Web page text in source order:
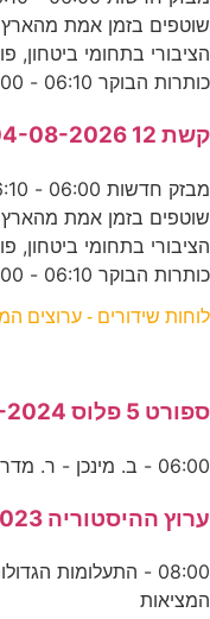
שוטפים בזמן אמת
הציבורי בתחומי ביטחון,
כותרות הבוקר 06:10 - 07:00
קשת 12 04-08-2026
שוטפים בזמן אמת
הציבורי בתחומי ביטחון,
כותרות הבוקר 06:10 - 07:00
לוחות שידורים - ערוצים
ספורט 5 פלוס 01-05-2024
06:00 - ב. מינכן - ר. מדריד 07:40 - סיכום חצי הגמר בליגת
ערוץ ההיסטוריה 17-01-2023
המציאות